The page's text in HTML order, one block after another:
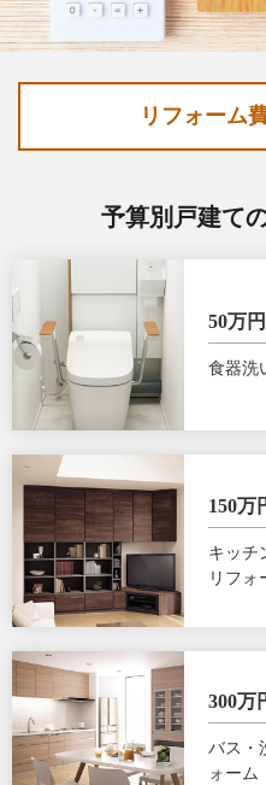
リフォーム
予算別戸建て
50万
食器洗
150万
キッチ
リフォ
300万
バス・
ォーム